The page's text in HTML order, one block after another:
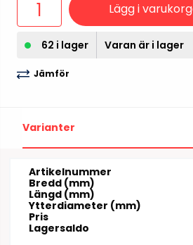
Lägg i
62 i lager Varan är i lager
Jämför
Varianter
Artikelnummer
Bredd (mm)
Längd (mm)
Ytterdiameter (mm)
Pris
Lagersaldo